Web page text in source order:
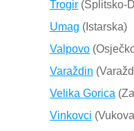
Trogir (Splitsko-
Umag (Istarska)
Valpovo
Varaždin
Velika Gorica
Vinkovci